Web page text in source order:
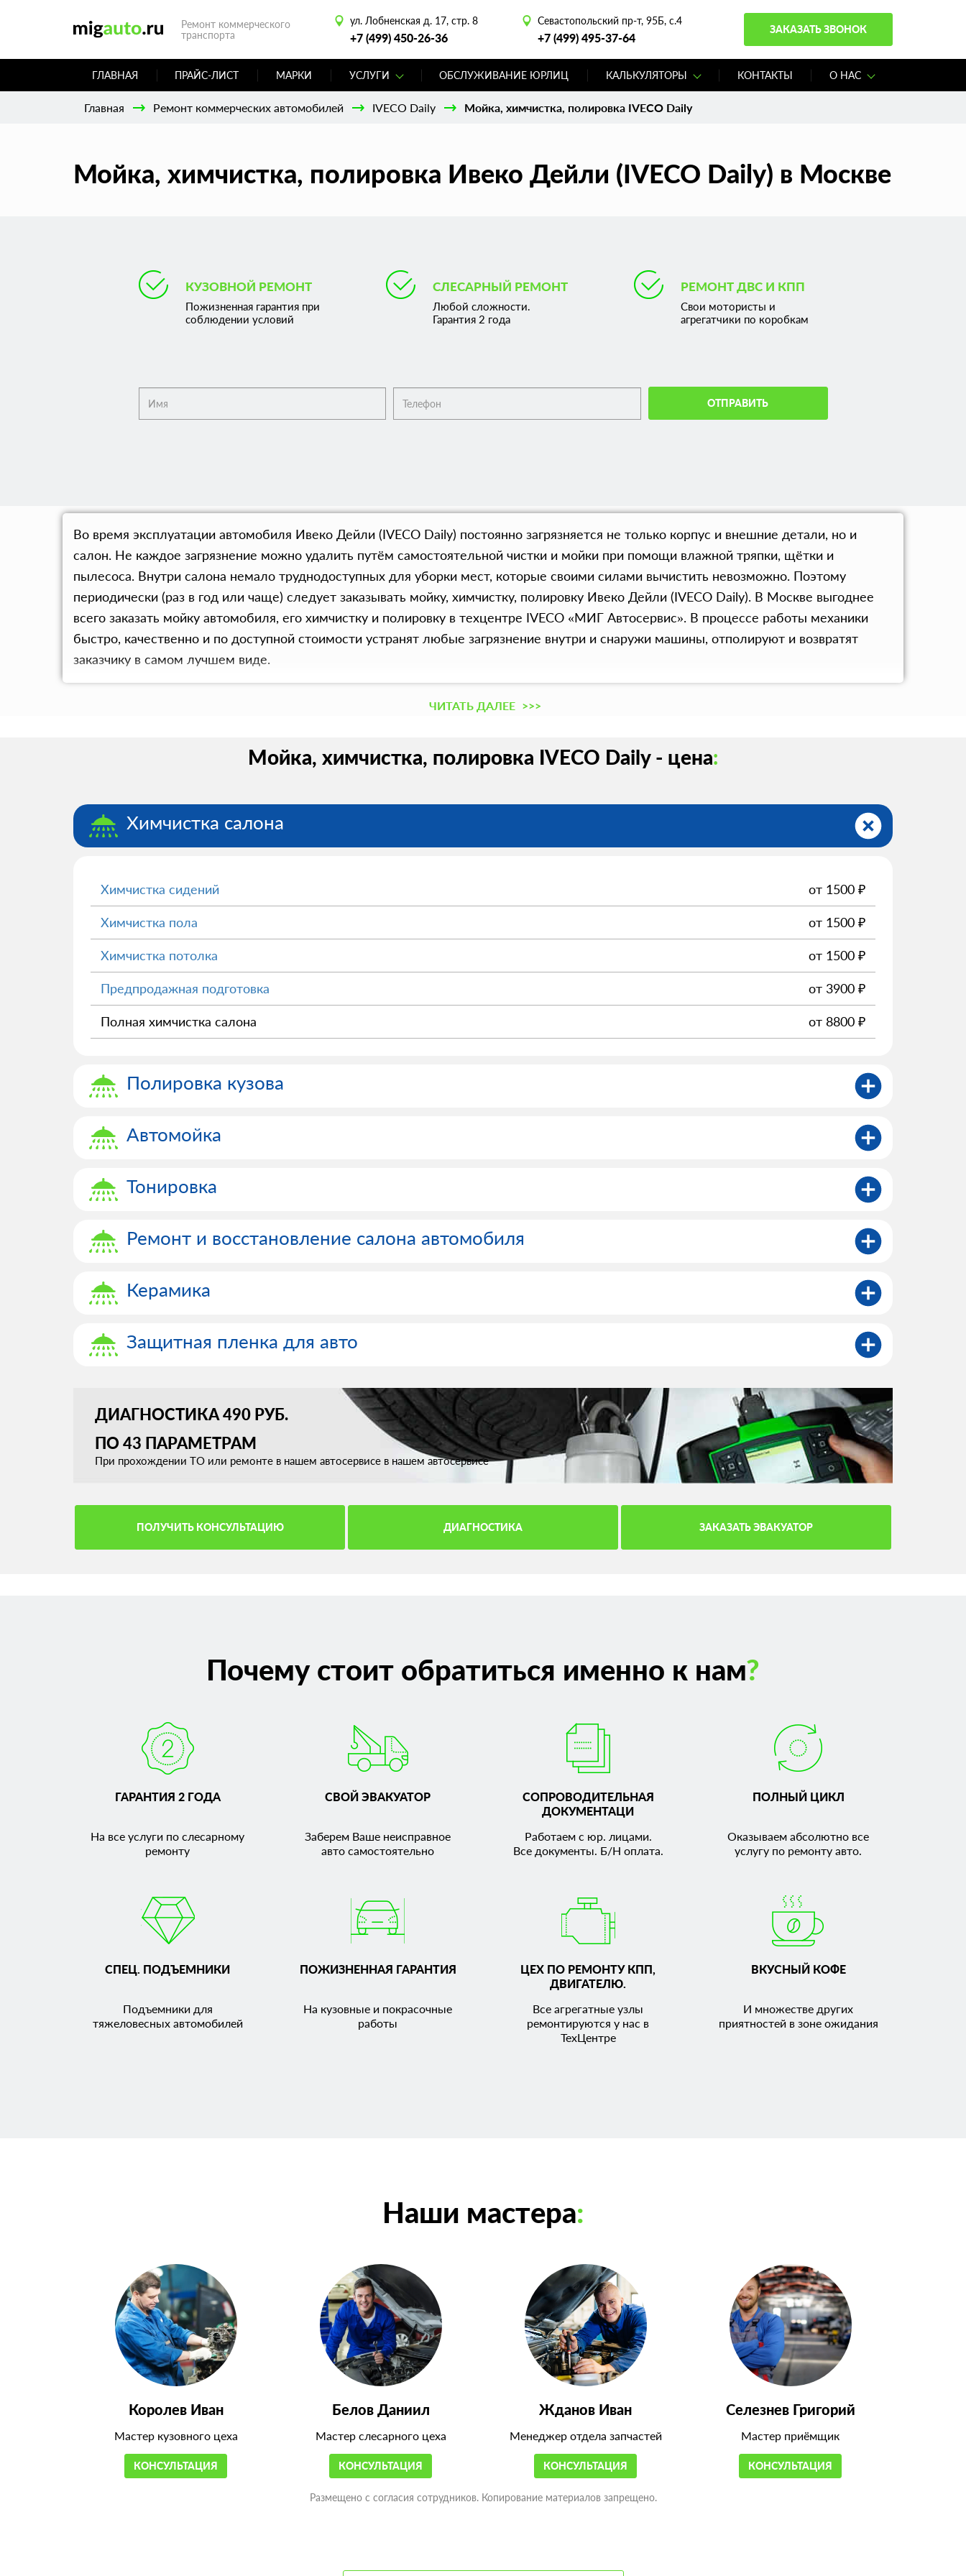
Ремонт коммерческого
транспорта
ул. Лобненская д. 17, стр. 8
+7 (499) 450-26-36
Севастопольский пр-т, 95Б, с.4
+7 (499) 495-37-64
ЗАКАЗАТЬ ЗВОНОК
ГЛАВНАЯ ПРАЙС-ЛИСТ МАРКИ УСЛУГИ ОБСЛУЖИВАНИЕ ЮРЛИЦ КАЛЬКУЛЯТОРЫ КОНТАКТЫ О НАС
Главная Ремонт коммерческих автомобилей IVECO Daily Мойка, химчистка, полировка IVECO Daily
Мойка, химчистка, полировка Ивеко Дейли (IVECO Daily) в Москве
КУЗОВНОЙ РЕМОНТ
Пожизненная гарантия при
соблюдении условий
СЛЕСАРНЫЙ РЕМОНТ
Любой сложности.
Гарантия 2 года
РЕМОНТ ДВС И КПП
Свои мотористы и
агрегатчики по коробкам
ОТПРАВИТЬ
Во время эксплуатации автомобиля Ивеко Дейли (IVECO Daily) постоянно загрязняется не только корпус и внешние детали, но и
салон. Не каждое загрязнение можно удалить путём самостоятельной чистки и мойки при помощи влажной тряпки, щётки и
пылесоса. Внутри салона немало труднодоступных для уборки мест, которые своими силами вычистить невозможно. Поэтому
периодически (раз в год или чаще) следует заказывать мойку, химчистку, полировку Ивеко Дейли (IVECO Daily). В Москве выгоднее
всего заказать мойку автомобиля, его химчистку и полировку в техцентре IVECO «МИГ Автосервис». В процессе работы механики
быстро, качественно и по доступной стоимости устранят любые загрязнение внутри и снаружи машины, отполируют и возвратят
заказчику в самом лучшем виде.
ЧИТАТЬ ДАЛЕЕ >>>
Мойка, химчистка, полировка IVECO Daily - цена:
Химчистка салона
Химчистка сидений от 1500 ₽
Химчистка пола от 1500 ₽
Химчистка потолка от 1500 ₽
Предпродажная подготовка от 3900 ₽
Полная химчистка салона от 8800 ₽
Полировка кузова
Автомойка
Тонировка
Ремонт и восстановление салона автомобиля
Керамика
Защитная пленка для авто
ДИАГНОСТИКА 490 РУБ.
ПО 43 ПАРАМЕТРАМ
При прохождении ТО или ремонте в нашем автосервисе в нашем автосервисе
ПОЛУЧИТЬ КОНСУЛЬТАЦИЮ ДИАГНОСТИКА ЗАКАЗАТЬ ЭВАКУАТОР
Почему стоит обратиться именно к нам?
ГАРАНТИЯ 2 ГОДА
На все услуги по слесарному
ремонту
СВОЙ ЭВАКУАТОР
Заберем Ваше неисправное
авто самостоятельно
СОПРОВОДИТЕЛЬНАЯ
ДОКУМЕНТАЦИ
Работаем с юр. лицами.
Все документы. Б/Н оплата.
ПОЛНЫЙ ЦИКЛ
Оказываем абсолютно все
услугу по ремонту авто.
СПЕЦ. ПОДЪЕМНИКИ
Подъемники для
тяжеловесных автомобилей
ПОЖИЗНЕННАЯ ГАРАНТИЯ
На кузовные и покрасочные
работы
ЦЕХ ПО РЕМОНТУ КПП,
ДВИГАТЕЛЮ.
Все агрегатные узлы
ремонтируются у нас в
ТехЦентре
ВКУСНЫЙ КОФЕ
И множестве других
приятностей в зоне ожидания
Наши мастера:
Королев Иван
Мастер кузовного цеха
КОНСУЛЬТАЦИЯ
Белов Даниил
Мастер слесарного цеха
КОНСУЛЬТАЦИЯ
Жданов Иван
Менеджер отдела запчастей
КОНСУЛЬТАЦИЯ
Селезнев Григорий
Мастер приёмщик
КОНСУЛЬТАЦИЯ
Размещено с согласия сотрудников. Копирование материалов запрещено.